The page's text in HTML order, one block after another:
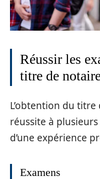
Réussir les
titre de
L’obtention du
réussite à
d’une expérience
Examens